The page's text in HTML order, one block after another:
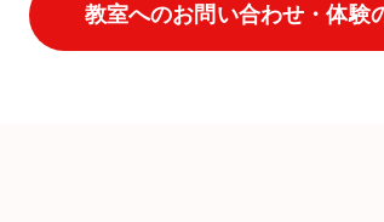
教室へのお問い合わせ・体験